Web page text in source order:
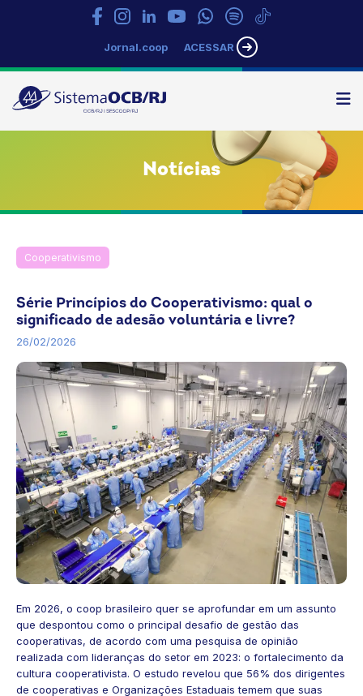
Jornal.coop ACESSAR
Sistema
OCB/RJ
Notícias
Cooperativismo
Série Princípios do Cooperativismo: qual o
significado de adesão voluntária e livre?
26/02/2026
Em 2026, o coop brasileiro quer se aprofundar em um assunto
que despontou como o principal desafio de gestão das
cooperativas, de acordo com uma pesquisa de opinião
realizada com lideranças do setor em 2023: o fortalecimento da
cultura cooperativista. O estudo revelou que 56% dos dirigentes
de cooperativas e Organizações Estaduais temem que suas